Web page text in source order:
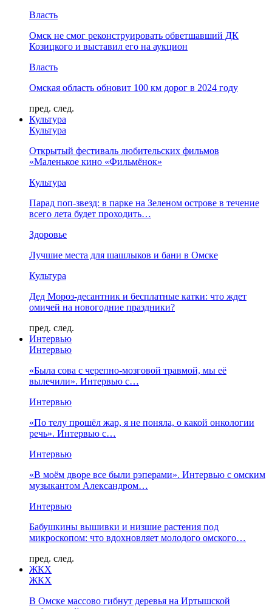
Власть
Омск не смог реконструировать обветшавший ДК
Козицкого и выставил его на аукцион
Власть
Омская область обновит 100 км дорог в 2024 году
пред. след.
Культура
Культура
Открытый фестиваль любительских фильмов
«Маленькое кино «Фильмёнок»
Культура
Парад поп-звезд: в парке на Зеленом острове в течение
всего лета будет проходить…
Здоровье
Лучшие места для шашлыков и бани в Омске
Культура
Дед Мороз-десантник и бесплатные катки: что ждет
омичей на новогодние праздники?
пред. след.
Интервью
Интервью
«Была сова с черепно-мозговой травмой, мы её
вылечили». Интервью с…
Интервью
«По телу прошёл жар, я не поняла, о какой онкологии
речь». Интервью с…
Интервью
«В моём дворе все были рэперами». Интервью с омским
музыкантом Александром…
Интервью
Бабушкины вышивки и низшие растения под
микроскопом: что вдохновляет молодого омского…
пред. след.
ЖКХ
ЖКХ
В Омске массово гибнут деревья на Иртышской